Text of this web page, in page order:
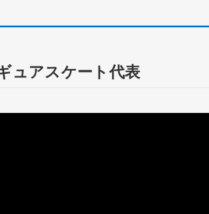
ュアスケート代表